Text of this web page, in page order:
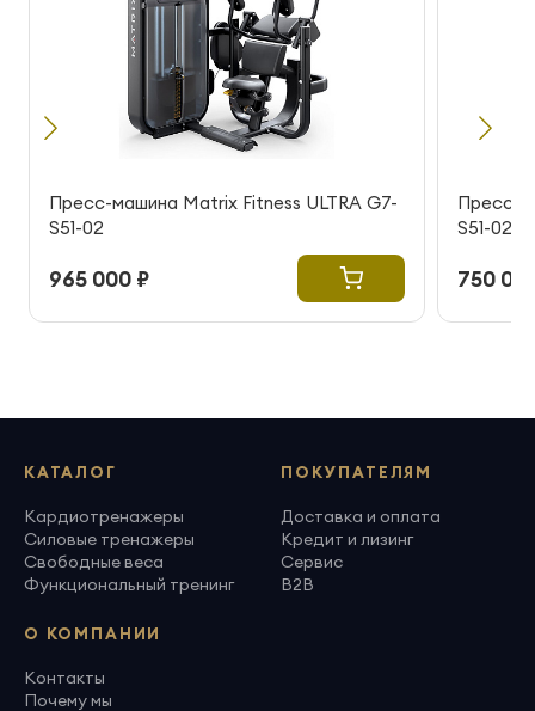
Пресс-машина Matrix Fitness ULTRA G7-
S51-02
965 000 ₽
Пресс-
S51-02
750
КАТАЛОГ
Кардиотренажеры
Силовые тренажеры
Свободные веса
Функциональный тренинг
ПОКУПАТЕЛЯМ
Доставка и оплата
Кредит и лизинг
Сервис
B2B
О КОМПАНИИ
Контакты
Почему мы